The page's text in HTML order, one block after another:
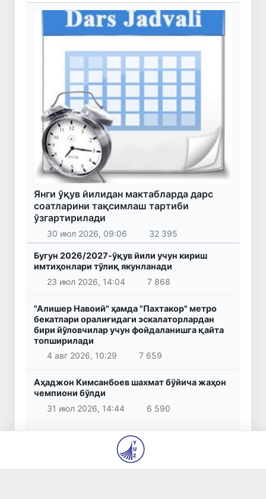
Янги ўқув йилидан мактабларда дарс
соатларини тақсимлаш тартиби
ўзгартирилади
30 июл 2026, 09:06 32 395
Бугун 2026/2027-ўқув йили учун кириш
имтиҳонлари тўлиқ якунланади
23 июл 2026, 14:04
7 868
"Алишер Навоий" ҳамда "Пахтакор" метро
бекатлари оралиғидаги эскалаторлардан
бири йўловчилар учун фойдаланишга қайта
топширилади
4 авг 2026, 10:29
7 659
Аҳаджон Кимсанбоев шахмат бўйича жаҳон
чемпиони бўлди
31 июл 2026, 14:44
6 590
Бошланғич таълим ўқитувчиларига миллий
сертификат бериш бўйича имтиҳонларни
ўтказиш тартиби белгиланди